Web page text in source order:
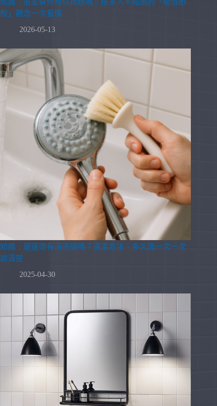
稅」觀念一次看懂
2026-05-13
知識｜蓮蓬頭有清洗過嗎？清潔方法、多久洗一次一次
說清楚
2025-04-30